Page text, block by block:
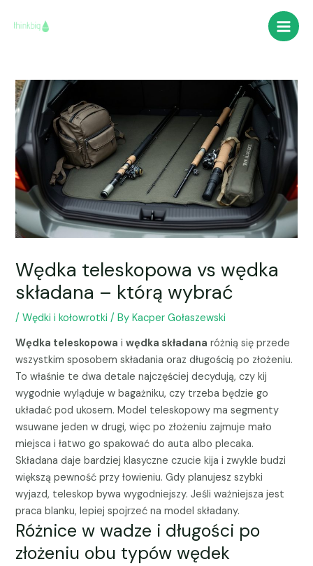
Main
Wędka teleskopowa vs wędka
składana – którą wybrać
/Wędki i kołowrotki / ByKacper Gołaszewski
Wędka teleskopowa iwędka składana różnią się przede
wszystkim sposobem składania oraz długością po złożeniu.
To właśnie te dwa detale najczęściej decydują, czy kij
wygodnie wyląduje w bagażniku, czy trzeba będzie go
układać pod ukosem. Model teleskopowy ma segmenty
wsuwane jeden w drugi, więc po złożeniu zajmuje mało
miejsca i łatwo go spakować do auta albo plecaka.
Składana daje bardziej klasyczne czucie kija i zwykle budzi
większą pewność przy łowieniu. Gdy planujesz szybki
wyjazd, teleskop bywa wygodniejszy. Jeśli ważniejsza jest
praca blanku, lepiej spojrzeć na model składany.
Różnice w wadze i długości po
złożeniu obu typów wędek
navigation